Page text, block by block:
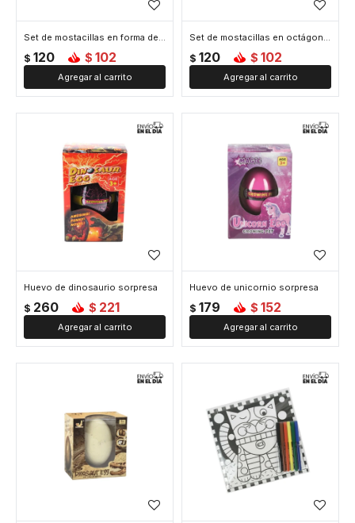
Set de mostacillas en forma de flor
$ 120 $ 102
Set de mostacillas en octágonos
$ 120 $ 102
Huevo de dinosaurio sorpresa
$ 260 $ 221
Huevo de unicornio sorpresa
$ 179 $ 152